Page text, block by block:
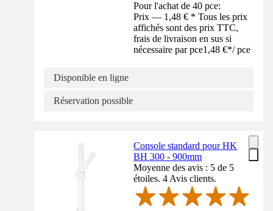
Pour l'achat de 40 pce:
Prix — 1,48 € * Tous les prix
affichés sont des prix TTC,
frais de livraison en sus si
nécessaire par pce1,48 €*/ pce
Disponible en ligne
Réservation possible
Console standard pour HK
BH 300 - 900mm
Moyenne des avis : 5 de 5
étoiles. 4 Avis clients.